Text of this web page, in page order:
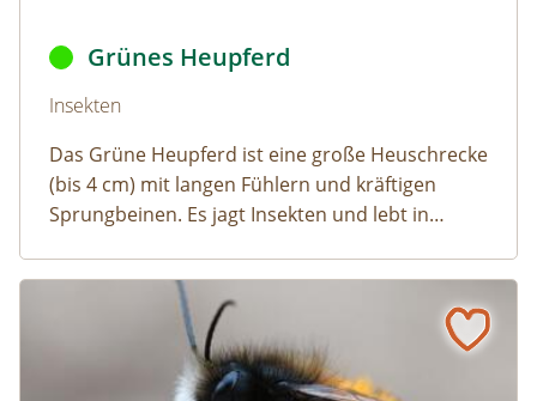
Naturlexikon: Grünes Heupferd
Grünes Heupferd
Insekten
Das Grüne Heupferd ist eine große Heuschrecke
(bis 4 cm) mit langen Fühlern und kräftigen
Sprungbeinen. Es jagt Insekten und lebt in
Gehörnte Mauerbiene
Naturlexikon: Gehörnte Mauerbiene